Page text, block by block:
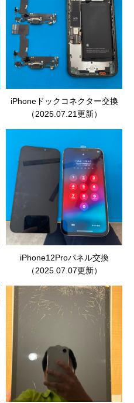
iPhoneドックコネクター交換
（2025.07.21更新）
iPhone12Proパネル交換
（2025.07.07更新）